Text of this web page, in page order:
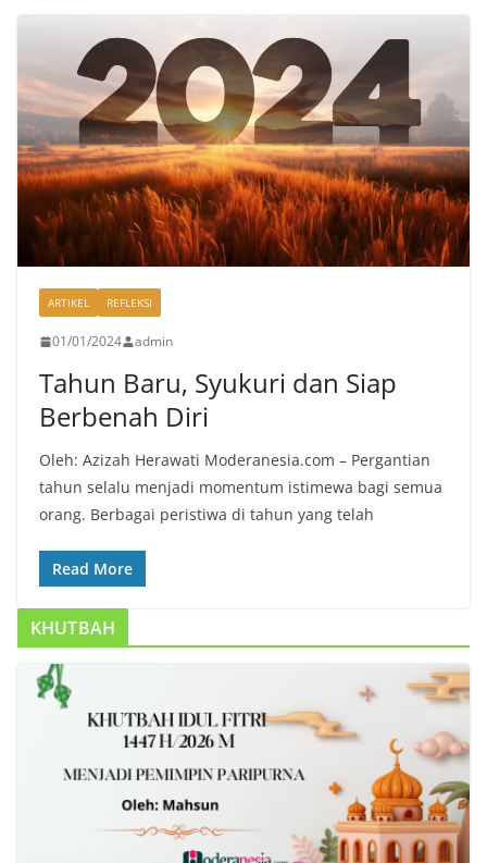
ARTIKEL REFLEKSI
01/01/2024 admin
Tahun Baru, Syukuri dan Siap
Berbenah Diri
Oleh: Azizah Herawati Moderanesia.com – Pergantian
tahun selalu menjadi momentum istimewa bagi semua
orang. Berbagai peristiwa di tahun yang telah
Read More
KHUTBAH